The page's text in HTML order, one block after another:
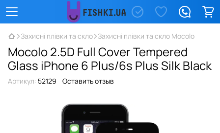
Захисні плівки та скло Захисні плівки та скло Mocolo
Mocolo 2.5D Full Cover Tempered
Glass iPhone 6 Plus/6s Plus Silk Black
Артикул: 52129 Оставить отзыв